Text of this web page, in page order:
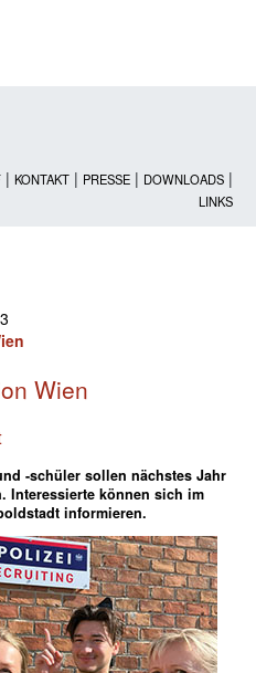
| KONTAKT | PRESSE | DOWNLOADS |
LINKS
Wien
-schüler sollen nächstes Jahr
Interessierte können sich im
informieren.